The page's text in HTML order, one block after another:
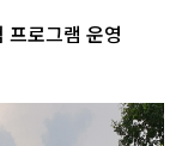
R
L
유
하
크
게
하
기
하
기
로그램 운영